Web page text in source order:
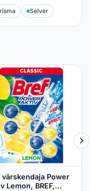
Selver
värskendaja Power
Lemon, BREF,